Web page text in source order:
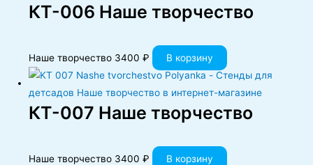
КT-006 Наше творчество
Наше творчество 3400₽ В корзину
КT-007 Наше творчество
Наше творчество 3400₽ В корзину